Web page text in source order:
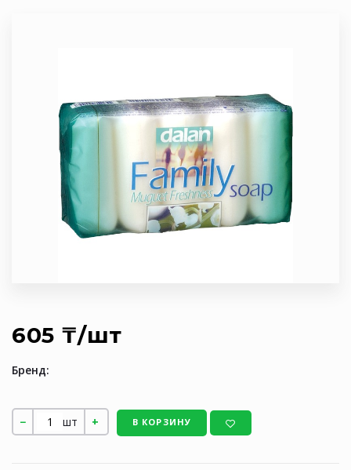
605 ₸/шт
Бренд:
шт В КОРЗИНУ